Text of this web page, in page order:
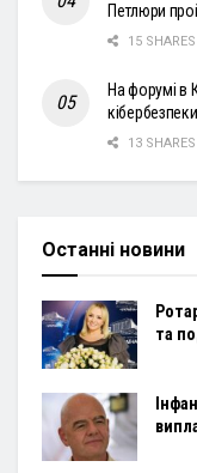
Петлюри
15 SHARES
На форумі в
кібербезпеки
13 SHARES
Останні новини
та